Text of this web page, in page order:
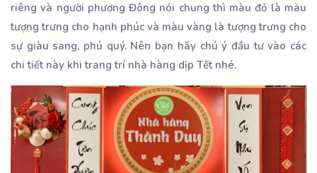
riêng và người phương Đông nói chung thì màu đỏ là màu
tượng trưng cho hạnh phúc và màu vàng là tượng trưng cho
sự giàu sang, phú quý. Nên bạn hãy chú ý đầu tư vào các
chi tiết này khi trang trí nhà hàng dịp Tết nhé.